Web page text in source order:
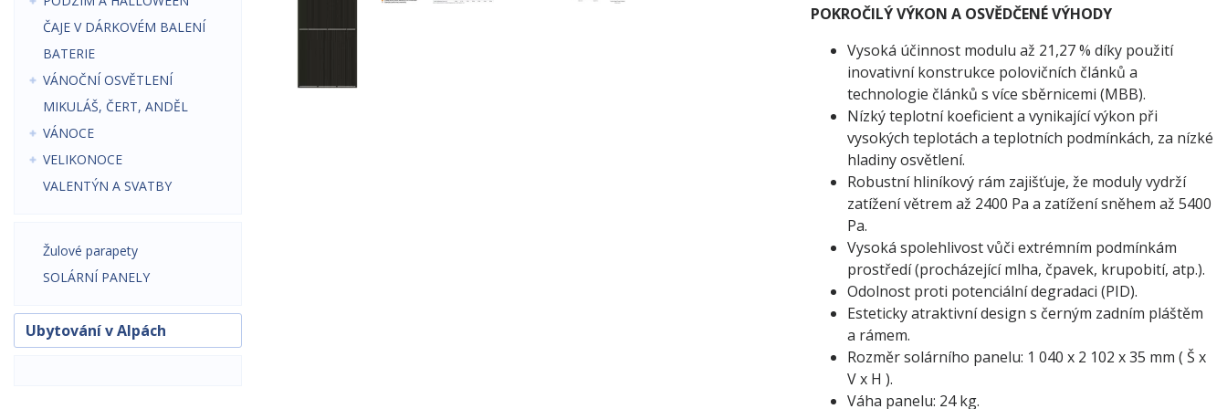
ČAJE V DÁRKOVÉM BALENÍ
BATERIE
VÁNOČNÍ OSVĚTLENÍ
MIKULÁŠ, ČERT, ANDĚL
VÁNOCE
VELIKONOCE
VALENTÝN A SVATBY
Žulové parapety
SOLÁRNÍ PANELY
Ubytování v Alpách
POKROČILÝ VÝKON A OSVĚDČENÉ VÝHODY
Vysoká účinnost modulu až 21,27 % díky použití
inovativní konstrukce polovičních článků a
technologie článků s více sběrnicemi (MBB).
Nízký teplotní koeficient a vynikající výkon při
vysokých teplotách a teplotních podmínkách, za nízké
hladiny osvětlení.
Robustní hliníkový rám zajišťuje, že moduly vydrží
zatížení větrem až 2400 Pa a zatížení sněhem až 5400
Pa.
Vysoká spolehlivost vůči extrémním podmínkám
prostředí (procházející mlha, čpavek, krupobití, atp.).
Odolnost proti potenciální degradaci (PID).
Esteticky atraktivní design s černým zadním pláštěm
a rámem.
Rozměr solárního panelu: 1 040 x 2 102 x 35 mm ( Š x
V x H ).
Váha panelu: 24 kg.